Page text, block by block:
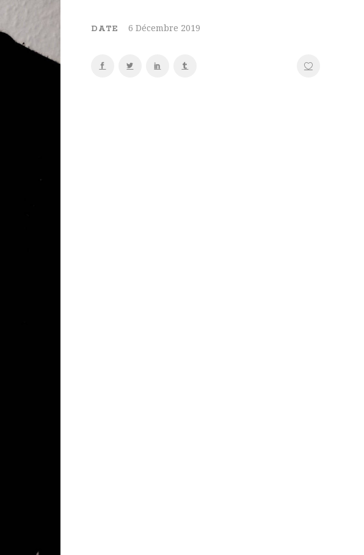
DATE 6 Décembre 2019